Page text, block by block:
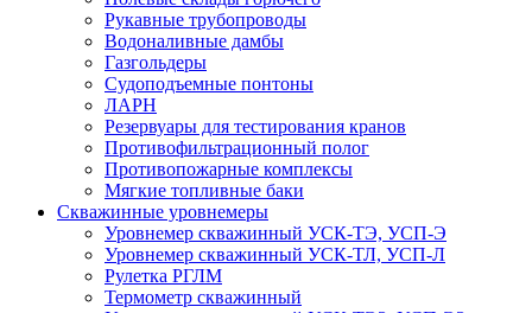
Рукавные трубопроводы
Водоналивные дамбы
Газгольдеры
Судоподъемные понтоны
ЛАРН
Резервуары для тестирования кранов
Противофильтрационный полог
Противопожарные комплексы
Мягкие топливные баки
Скважинные уровнемеры
Уровнемер скважинный УСК-ТЭ, УСП-Э
Уровнемер скважинный УСК-ТЛ, УСП-Л
Рулетка РГЛМ
Термометр скважинный